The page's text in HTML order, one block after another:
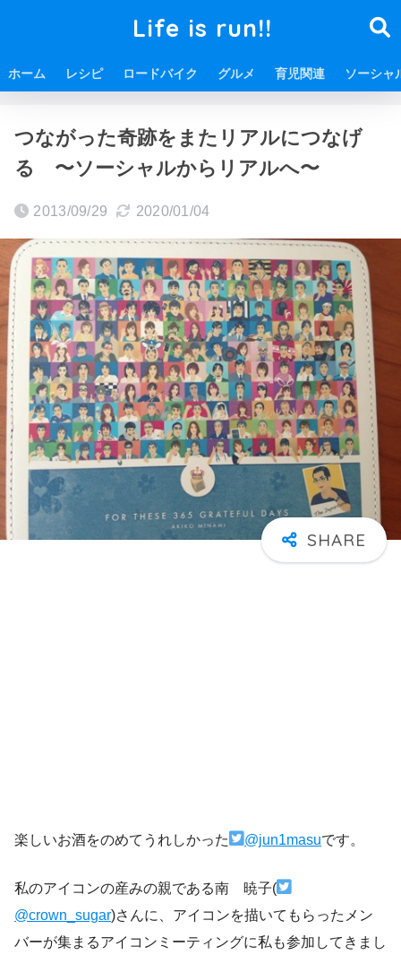
Life is run!!
ホーム レシピ ロードバイク グルメ 育児関連 ソーシャ
ホーム ITに関する情報 ソーシャルアイコン
つながった奇跡をまたリアルにつなげ
る 〜ソーシャルからリアルへ〜
2013/09/29 2020/01/04
楽しいお酒をのめてうれしかった @jun1masuです。
私のアイコンの産みの親である南 暁子(
@crown_sugar)さんに、アイコンを描いてもらったメン
バーが集まるアイコンミーティングに私も参加してきまし